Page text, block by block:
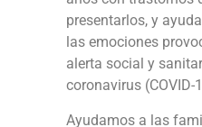
presentarlos, y
las emociones
alerta social y
coronavirus (COVID-
Ayudamos a las